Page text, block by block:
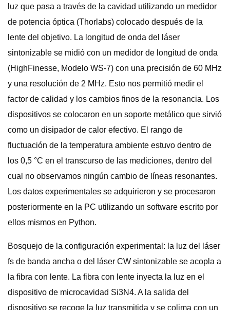
luz que pasa a través de la cavidad utilizando un medidor
de potencia óptica (Thorlabs) colocado después de la
lente del objetivo. La longitud de onda del láser
sintonizable se midió con un medidor de longitud de onda
(HighFinesse, Modelo WS-7) con una precisión de 60 MHz
y una resolución de 2 MHz. Esto nos permitió medir el
factor de calidad y los cambios finos de la resonancia. Los
dispositivos se colocaron en un soporte metálico que sirvió
como un disipador de calor efectivo. El rango de
fluctuación de la temperatura ambiente estuvo dentro de
los 0,5 °C en el transcurso de las mediciones, dentro del
cual no observamos ningún cambio de líneas resonantes.
Los datos experimentales se adquirieron y se procesaron
posteriormente en la PC utilizando un software escrito por
ellos mismos en Python.
Bosquejo de la configuración experimental: la luz del láser
fs de banda ancha o del láser CW sintonizable se acopla a
la fibra con lente. La fibra con lente inyecta la luz en el
dispositivo de microcavidad Si3N4. A la salida del
dispositivo se recoge la luz transmitida y se colima con un